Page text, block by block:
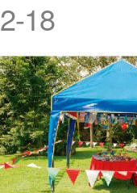
2-18